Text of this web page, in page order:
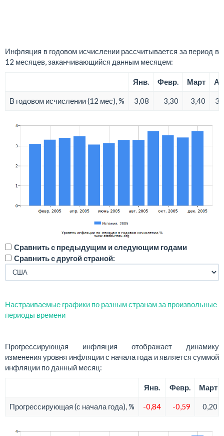
Инфляция в годовом исчислении рассчитывается за период в
12 месяцев, заканчивающийся данным месяцем:
Янв. Февр. Март
В годовом исчислении (12 мес), % 3,08 3,30 3,40
Сравнить с предыдущим и следующим годами
Сравнить с другой страной:
Настраиваемые графики по разным странам за произвольные
периоды времени
Прогрессирующая инфляция отображает динамику
изменения уровня инфляции с начала года и является суммой
инфляции по данный месяц:
Янв. Февр. Март
Прогрессирующая (с начала года), % -0,84 -0,59 0,20